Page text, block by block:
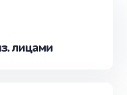
лицами